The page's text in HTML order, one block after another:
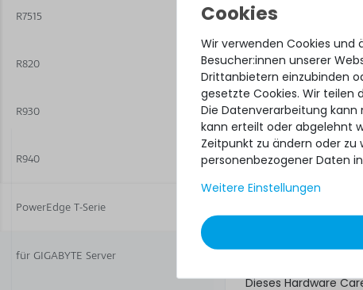
R7515
R820
R930
R940
PowerEdge T-Serie
für GIGABYTE Server
Ein Hardware Care
unseres Next-
Hardware
gewünschte
Und bestellen! Falls
Tage nach
Was noch?
Das angebotene
ob das Hardware
Dieses Hardware
Wir verwenden Cookies
Besucher:innen unserer
Drittanbietern einzubinden
gesetzte Cookies. Wir teilen
Die Datenverarbeitung
kann erteilt oder abgelehnt
Zeitpunkt zu ändern oder zu
personenbezogener Daten
Weitere Einstellungen